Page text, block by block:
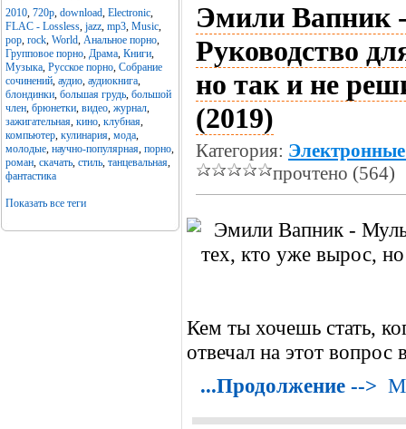
2010, 720p, download, Electronic,
FLAC - Lossless, jazz, mp3, Music,
pop, rock, World, Анальное порно,
Групповое порно, Драма, Книги,
Музыка, Русское порно, Собрание
сочинений, аудио, аудиокнига,
блондинки, большая грудь, большой
член, брюнетки, видео, журнал,
зажигательная, кино, клубная,
компьютер, кулинария, мода,
молодые, научно-популярная, порно,
роман, скачать, стиль, танцевальная,
фантастика
Показать все теги
Эмили Вапник
Руководство
но так и не
(2019)
Категория:
прочтено (564)
Кем ты хочешь стать,
отвечал на этот вопрос
...Продолжение -->